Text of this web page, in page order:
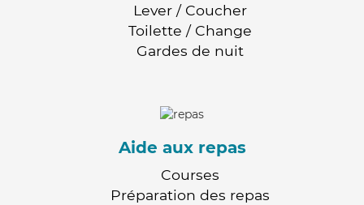
Lever / Coucher
Toilette / Change
Gardes de nuit
Aide aux repas
Courses
Préparation des repas